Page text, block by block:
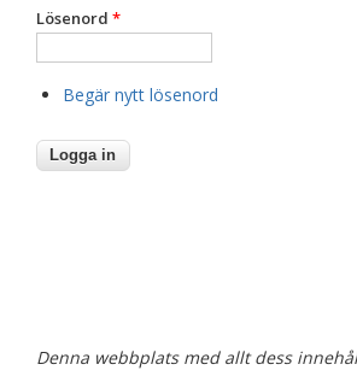
Lösenord *
Begär nytt lösenord
Denna webbplats med allt dess